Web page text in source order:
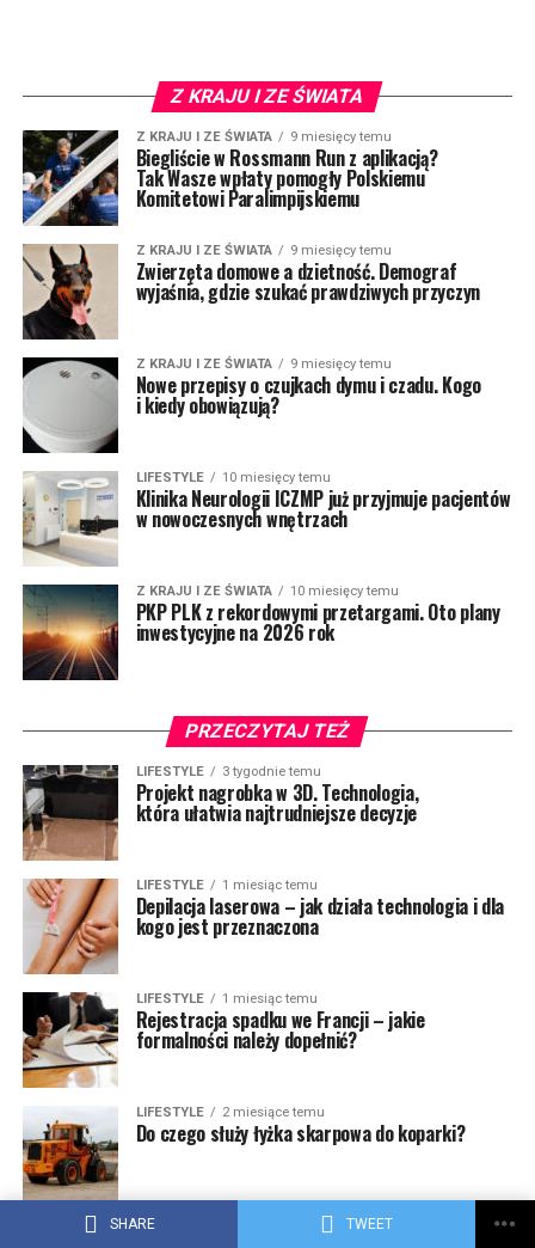
SHARE TWEET
Z KRAJU I ZE ŚWIATA
Z KRAJU I ZE ŚWIATA 9 miesięcy temu
Biegliście w Rossmann Run z aplikacją?
Tak Wasze wpłaty pomogły Polskiemu
Komitetowi Paralimpijskiemu
Z KRAJU I ZE ŚWIATA 9 miesięcy temu
Zwierzęta domowe a dzietność. Demograf
wyjaśnia, gdzie szukać prawdziwych przyczyn
Z KRAJU I ZE ŚWIATA 9 miesięcy temu
Nowe przepisy o czujkach dymu i czadu. Kogo
i kiedy obowiązują?
LIFESTYLE 10 miesięcy temu
Klinika Neurologii ICZMP już przyjmuje pacjentów
w nowoczesnych wnętrzach
Z KRAJU I ZE ŚWIATA 10 miesięcy temu
PKP PLK z rekordowymi przetargami. Oto plany
inwestycyjne na 2026 rok
PRZECZYTAJ TEŻ
LIFESTYLE 3 tygodnie temu
Projekt nagrobka w 3D. Technologia,
która ułatwia najtrudniejsze decyzje
LIFESTYLE 1 miesiąc temu
Depilacja laserowa – jak działa technologia i dla
kogo jest przeznaczona
LIFESTYLE 1 miesiąc temu
Rejestracja spadku we Francji – jakie
formalności należy dopełnić?
LIFESTYLE 2 miesiące temu
Do czego służy łyżka skarpowa do koparki?